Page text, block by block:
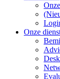
Onze